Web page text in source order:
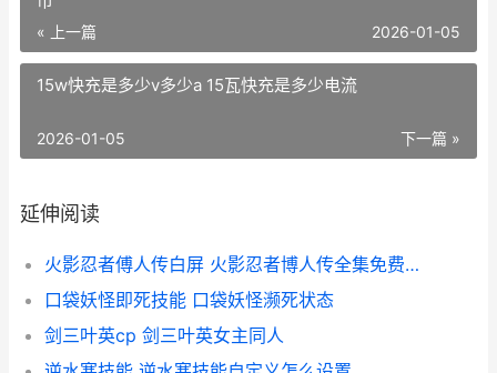
« 上一篇 2026-01-05
15w快充是多少v多少a 15瓦快充是多少电流
下一篇 »
2026-01-05
延伸阅读
火影忍者傅人传白屏 火影忍者博人传全集免费观看
口袋妖怪即死技能 口袋妖怪濒死状态
剑三叶英cp 剑三叶英女主同人